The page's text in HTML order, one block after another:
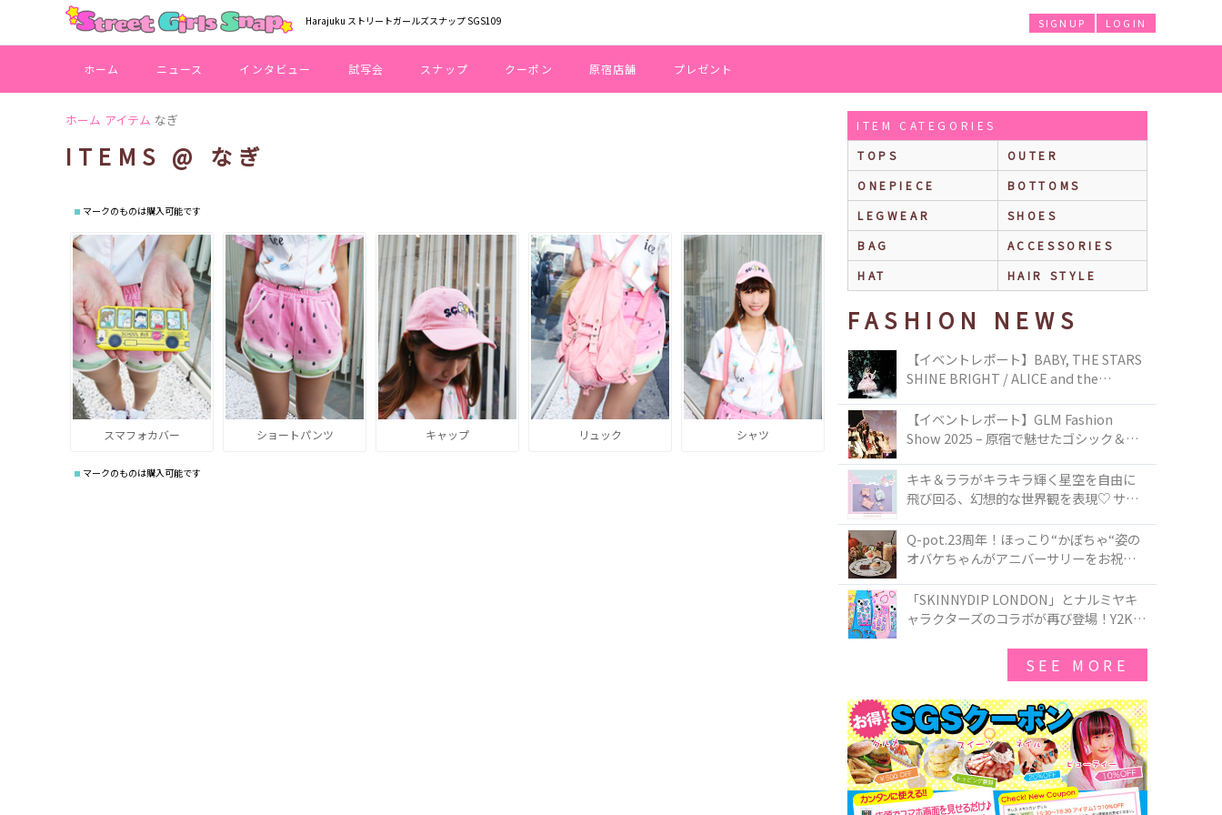
Harajuku ストリートガールズスナップ SGS109 LOGIN
SIGNUP
ホーム ニュース インタビュー 試写会 スナップ クーポン 原宿店舗 プレゼント
ホーム アイテム なぎ
ITEMS @ なぎ
マークのものは購入可能です
スマフォカバー ショートパンツ キャップ リュック シャツ
マークのものは購入可能です
ITEM CATEGORIES
TOPS
OUTER
ONEPIECE
BOTTOMS
LEGWEAR
SHOES
BAG
ACCESSORIES
HAT
HAIR STYLE
FASHION NEWS
【イベントレポート】BABY, THE STARS
SHINE BRIGHT / ALICE and the
TOKYO
【イベントレポート】GLM Fashion
Show 2025 – 原宿で魅せたゴシック＆ロ
キキ＆ララがキラキラ輝く星空を自由に
飛び回る、幻想的な世界観を表現♡ サマ
50周年アニバーサリーイヤー』を記念し
たコレクションが登場
Q-pot.23周年！ほっこり“かぼちゃ“姿の
オバケちゃんがアニバーサリーをお祝い
ー」が新発売！Q-pot CAFE.では「かぼち
ゃのオバケーキプレート」も登場
「SKINNYDIP LONDON」とナルミヤキ
ャラクターズのコラボが再び登場！Y2Kム
SEE MORE